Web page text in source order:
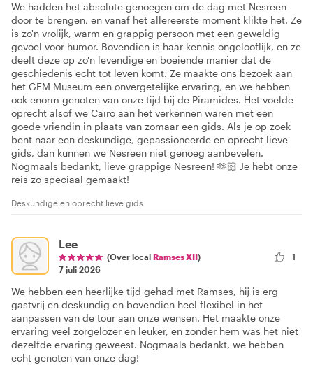
We hadden het absolute genoegen om de dag met Nesreen
door te brengen, en vanaf het allereerste moment klikte het. Ze
is zo'n vrolijk, warm en grappig persoon met een geweldig
gevoel voor humor. Bovendien is haar kennis ongelooflijk, en ze
deelt deze op zo'n levendige en boeiende manier dat de
geschiedenis echt tot leven komt. Ze maakte ons bezoek aan
het GEM Museum een onvergetelijke ervaring, en we hebben
ook enorm genoten van onze tijd bij de Piramides. Het voelde
oprecht alsof we Caïro aan het verkennen waren met een
goede vriendin in plaats van zomaar een gids. Als je op zoek
bent naar een deskundige, gepassioneerde en oprecht lieve
gids, dan kunnen we Nesreen niet genoeg aanbevelen.
Nogmaals bedankt, lieve grappige Nesreen! 🫶🏻 Je hebt onze
reis zo speciaal gemaakt!
Deskundige en oprecht lieve gids
Lee
(Over local Ramses XII)
7 juli 2026
1
We hebben een heerlijke tijd gehad met Ramses, hij is erg
gastvrij en deskundig en bovendien heel flexibel in het
aanpassen van de tour aan onze wensen. Het maakte onze
ervaring veel zorgelozer en leuker, en zonder hem was het niet
dezelfde ervaring geweest. Nogmaals bedankt, we hebben
echt genoten van onze dag!